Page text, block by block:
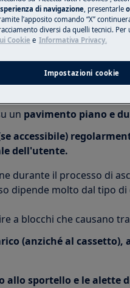
del suolo regolando i
verificare che la
un pavimento piano e
accessibile)
dell'utente.
durante il processo di
dipende molto dal tipo di
a blocchi che causano
(anziché al cassetto),
sportello e le alette
di navigazione, presentarle
l’apposito comando “X”
diversi da quelli tecnici.
Cookie e Informativa Privacy.
Impostazioni cookie